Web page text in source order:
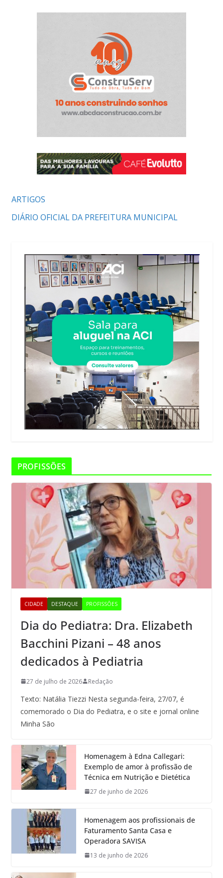
ARTIGOS
DIÁRIO OFICIAL DA PREFEITURA MUNICIPAL
PROFISSÕES
CIDADE DESTAQUE PROFISSÕES
Dia do Pediatra: Dra. Elizabeth
Bacchini Pizani – 48 anos
dedicados à Pediatria
27 de julho de 2026 Redação
Texto: Natália Tiezzi Nesta segunda-feira, 27/07, é
comemorado o Dia do Pediatra, e o site e jornal online
Minha São
Homenagem à Edna Callegari:
Exemplo de amor à profissão de
Técnica em Nutrição e Dietética
27 de junho de 2026
Homenagem aos profissionais de
Faturamento Santa Casa e
Operadora SAVISA
13 de junho de 2026